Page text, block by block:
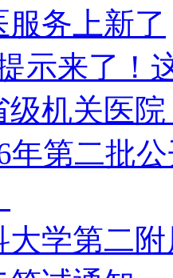
服务上新了
示来了！
级机关医
年第二批
大学第二